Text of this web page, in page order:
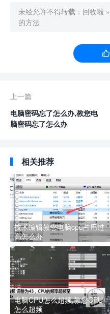
未经允许不得转载： 回收啦 »
的方法

上一篇
电脑密码忘了怎么办,教您电
脑密码忘了怎么办
相关推荐
技术编辑教您电脑cpu占用过
高怎么办
电脑CPU怎么超频,教您CPU
怎么超频